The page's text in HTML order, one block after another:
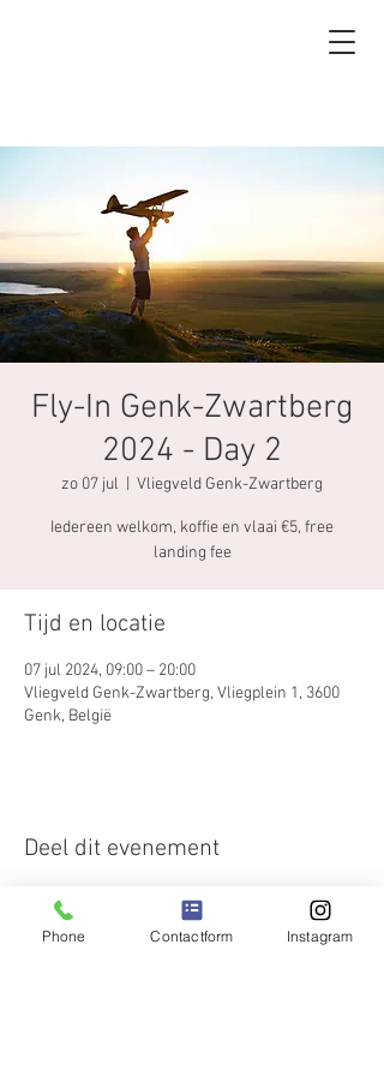
Fly-In Genk-Zwartberg
2024 - Day 2
zo 07 jul Vliegveld Genk-Zwartberg
Iedereen welkom, koffie en vlaai €5, free
landing fee
Tijd en locatie
07 jul 2024, 09:00 – 20:00
Vliegveld Genk-Zwartberg, Vliegplein 1, 3600
Genk, België
Deel dit evenement
Phone Contactform Instagram